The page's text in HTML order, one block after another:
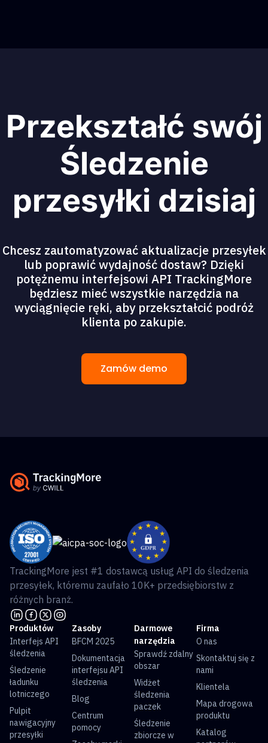
Przekształć swój
Śledzenie
przesyłki dzisiaj
Chcesz zautomatyzować aktualizacje przesyłek
lub poprawić wydajność dostaw? Dzięki
potężnemu interfejsowi API TrackingMore
będziesz mieć wszystkie narzędzia na
wyciągnięcie ręki, aby przekształcić podróż
klienta po zakupie.
Zamów demo
TrackingMore jest #1 dostawcą usług API do śledzenia
przesyłek, któremu zaufało 10K+ przedsiębiorstw z
różnych branż.
Produktów
Interfejs API
śledzenia
Śledzenie
ładunku
lotniczego
Pulpit
nawigacyjny
przesyłki
Zasoby
BFCM 2025
Dokumentacja
interfejsu API
śledzenia
Blog
Centrum
pomocy
Darmowe
narzędzia
Sprawdź zdalny
obszar
Widżet
śledzenia
paczek
Śledzenie
zbiorcze w
Firma
O nas
Skontaktuj się z
nami
Klientela
Mapa drogowa
produktu
Katalog